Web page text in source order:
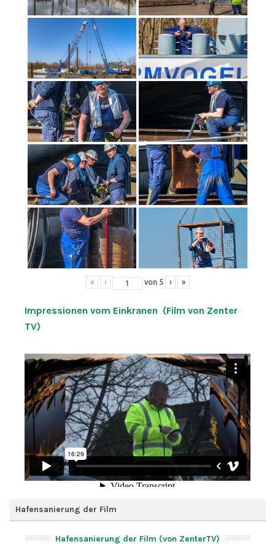
« ‹ von 5 › »
Impressionen vom Einkranen (Film von Zenter
TV)
Hafensanierung der Film
Hafensanierung der Film (von ZenterTV)